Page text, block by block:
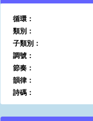
循環：
類別：
子類別：
調號：
節奏：
韻律：
詩碼：